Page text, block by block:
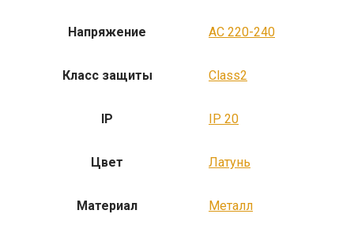
Напряжение AC 220-240
Класс защиты Class2
IP IP 20
Цвет Латунь
Материал Металл